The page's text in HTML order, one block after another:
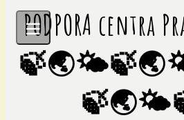
PODPORA centra